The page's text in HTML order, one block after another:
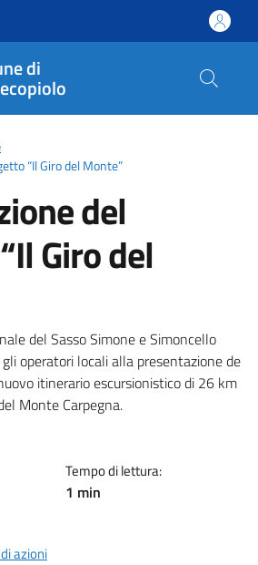
di
“Il Giro del Monte”
del
Giro del
notizia
del Sasso Simone e Simoncello
operatori locali alla presentazione de
itinerario escursionistico di 26 km
Monte Carpegna.
Tempo di lettura:
1 min
azioni